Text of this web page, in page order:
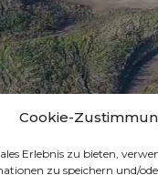
Cookie-
Erlebnis zu bieten,
zu speichern und/